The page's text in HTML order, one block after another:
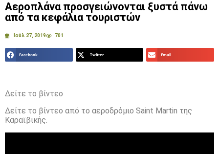
Αεροπλάνα προσγειώνονται ξυστά πάνω
από τα κεφάλια τουριστών
Ιούλ 27, 2019 701
Facebook Twitter Email
Δείτε το βίντεο
Δείτε το βίντεο από το αεροδρόμιο Saint Martin της
Καραϊβικής.